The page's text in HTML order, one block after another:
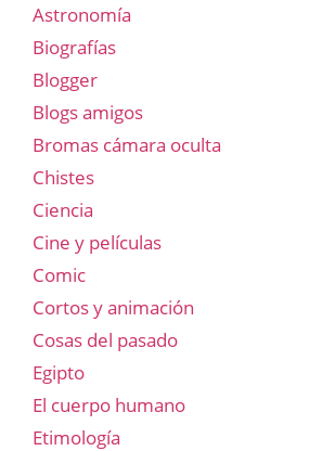
Astronomía
Biografías
Blogger
Blogs amigos
Bromas cámara oculta
Chistes
Ciencia
Cine y películas
Comic
Cortos y animación
Cosas del pasado
Egipto
El cuerpo humano
Etimología